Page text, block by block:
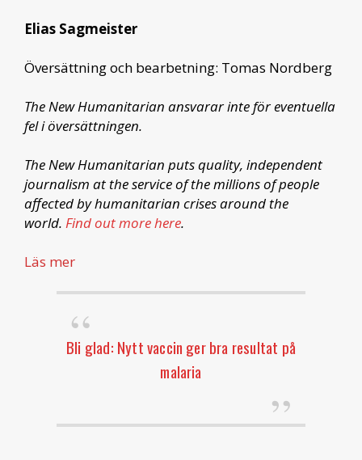
Elias Sagmeister
Översättning och bearbetning: Tomas Nordberg
The New Humanitarian ansvarar inte för eventuella
fel i översättningen.
The New Humanitarian puts quality, independent
journalism at the service of the millions of people
affected by humanitarian crises around the
world. Find out more here.
Läs mer
Bli glad: Nytt vaccin ger bra resultat på
malaria